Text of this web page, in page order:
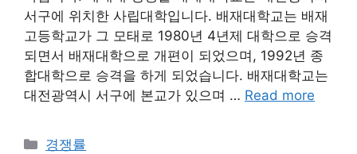
서구에 위치한 사립대학입니다. 배재대학교는 배재
고등학교가 그 모태로 1980년 4년제 대학으로 승격
되면서 배재대학으로 개편이 되었으며, 1992년 종
합대학으로 승격을 하게 되었습니다. 배재대학교는
대전광역시 서구에 본교가 있으며 … Read more
Categories
경쟁률